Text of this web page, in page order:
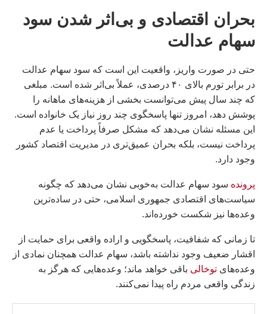
بحران اقتصادی و بی‌اثر شدن سود
سهام عدالت
حتی در صورت واریز، واقعیت این است که سود سهام عدالت
در برابر تورم بالای ۴۰ درصدی، عملاً بی‌اثر شده است. مبلغی
که چند سال پیش می‌توانست بخشی از هزینه‌های ماهانه را
پوشش دهد، امروز تنها پاسخگوی چند روز نیاز یک خانواده است.
این مسئله نشان می‌دهد که مشکل صرفاً پرداخت یا عدم
پرداخت نیست، بلکه بحران عمیق‌تری در مدیریت اقتصاد کشور
وجود دارد.
پرونده سود سهام عدالت به‌خوبی نشان می‌دهد که چگونه
سیاست‌های اقتصادی جمهوری اسلامی، حتی در ساده‌ترین
وعده‌ها نیز شکست خورده‌اند.
تا زمانی که شفافیت، پاسخگویی و اراده واقعی برای حمایت از
اقشار ضعیف وجود نداشته باشد، سهام عدالت همچنان نمادی از
وعده‌های توخالی باقی خواهد ماند؛ وعده‌هایی که هرگز به
زندگی واقعی مردم راه پیدا نمی‌کنند.